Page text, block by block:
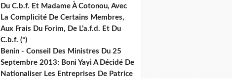
Du C.b.f. Et Madame À Cotonou, Avec
La Complicité De Certains Membres,
Aux Frais Du Forim, De L’a.f.d. Et Du
C.b.f. (*)
Benin - Conseil Des Ministres Du 25
Septembre 2013: Boni Yayi A Décidé De
Nationaliser Les Entreprises De Patrice